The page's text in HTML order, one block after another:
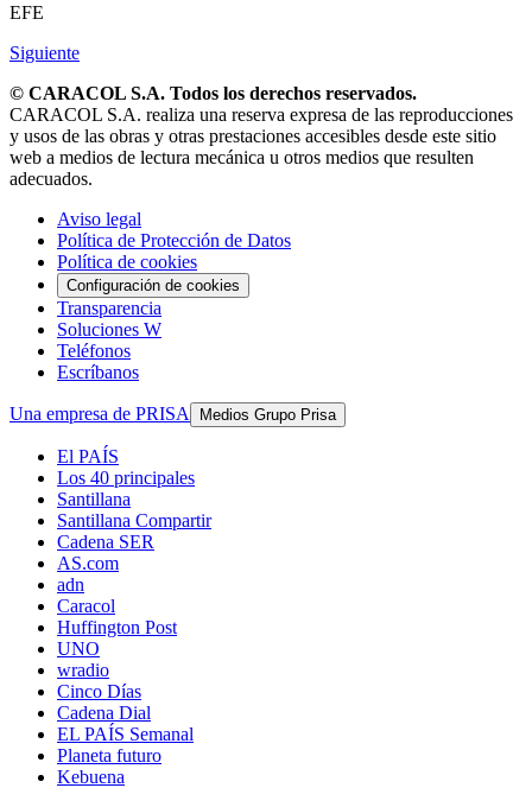
EFE
Siguiente
© CARACOL S.A. Todos los derechos reservados.
CARACOL S.A. realiza una reserva expresa de las reproducciones
y usos de las obras y otras prestaciones accesibles desde este sitio
web a medios de lectura mecánica u otros medios que resulten
adecuados.
Aviso legal
Política de Protección de Datos
Política de cookies
Configuración de cookies
Transparencia
Soluciones W
Teléfonos
Escríbanos
Una empresa de PRISA Medios Grupo Prisa
El PAÍS
Los 40 principales
Santillana
Santillana Compartir
Cadena SER
AS.com
adn
Caracol
Huffington Post
UNO
wradio
Cinco Días
Cadena Dial
EL PAÍS Semanal
Planeta futuro
Kebuena